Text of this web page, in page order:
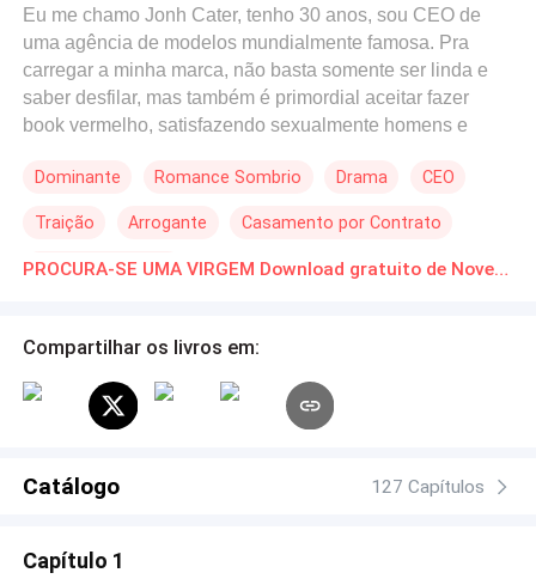
Eu me chamo Jonh Cater, tenho 30 anos, sou CEO de
uma agência de modelos mundialmente famosa. Pra
carregar a minha marca, não basta somente ser linda e
saber desfilar, mas também é primordial aceitar fazer
book vermelho, satisfazendo sexualmente homens e
nenhuma das minhas modelos, apesar de ser assediado
clientes do Book vermelho pediu que eu encontrasse
uma garota virgem pra satisfazê-lo. Eu abri uma seleção
fosse desejá-la mais do que tudo na vida. A garota diante
escultural, alta, cabelos castanhos e ondulados, pele
clara, olhos esverdeados, peitos empinados, e lábios tão
momento que os nossos olhos se cruzaram, eu sabia que
Dominante Romance Sombrio Drama CEO
Traição Arrogante Casamento por Contrato
Enredo Acelerado PROCURA-SE UMA VIRGEM Download gratuito de Novelas Online em PDF
Compartilhar os livros em:
Catálogo 127 Capítulos
Capítulo 1